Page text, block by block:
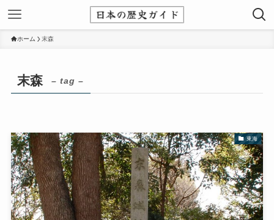
ホーム 末森
末森 – tag –
東海